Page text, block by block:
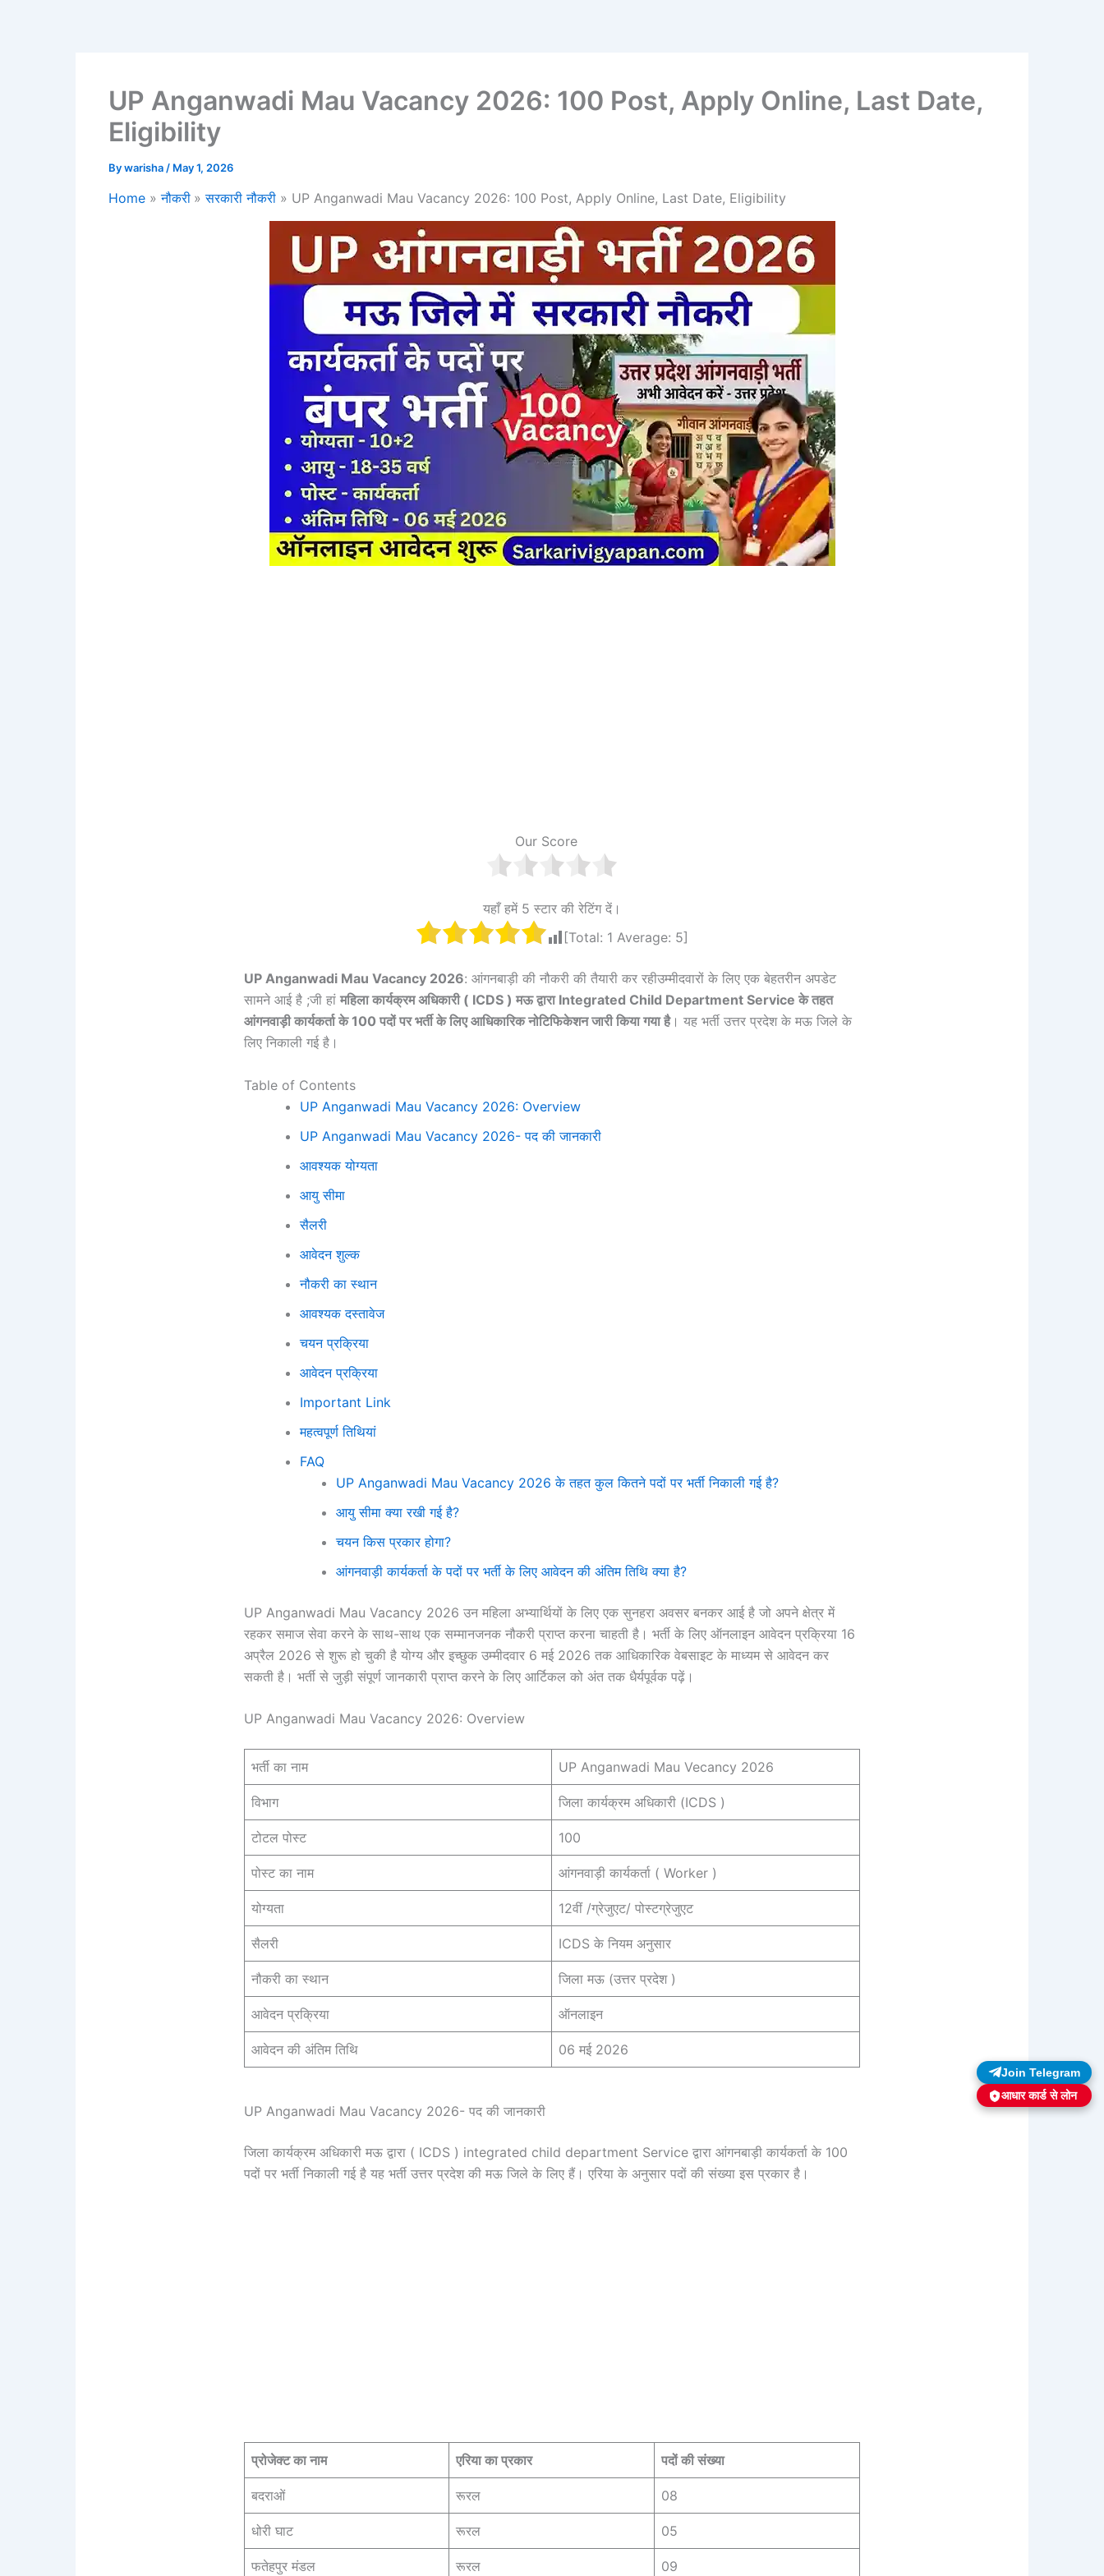
UP Anganwadi Mau Vacancy 2026: 100 Post, Apply Online, Last Date,
Eligibility
Bywarisha / May 1, 2026
Home नौकरी सरकारी नौकरी UP Anganwadi Mau Vacancy 2026: 100 Post, Apply Online, Last Date, Eligibility
Our Score
यहाँ हमें 5 स्टार की रेटिंग दें।
[Total: 1 Average: 5]
UP Anganwadi Mau Vacancy 2026: आंगनबाड़ी की नौकरी की तैयारी कर रहीउम्मीदवारों के लिए एक बेहतरीन अपडेट
सामने आई है ;जी हां महिला कार्यक्रम अधिकारी ( ICDS ) मऊ द्वारा Integrated Child Department Service के तहत
आंगनवाड़ी कार्यकर्ता के 100 पदों पर भर्ती के लिए आधिकारिक नोटिफिकेशन जारी किया गया है। यह भर्ती उत्तर प्रदेश के मऊ जिले के
लिए निकाली गई है।
Table of Contents
UP Anganwadi Mau Vacancy 2026: Overview
UP Anganwadi Mau Vacancy 2026- पद की जानकारी
आवश्यक योग्यता
आयु सीमा
सैलरी
आवेदन शुल्क
नौकरी का स्थान
आवश्यक दस्तावेज
चयन प्रक्रिया
आवेदन प्रक्रिया
Important Link
महत्वपूर्ण तिथियां
FAQ
UP Anganwadi Mau Vacancy 2026 के तहत कुल कितने पदों पर भर्ती निकाली गई है?
आयु सीमा क्या रखी गई है?
चयन किस प्रकार होगा?
आंगनवाड़ी कार्यकर्ता के पदों पर भर्ती के लिए आवेदन की अंतिम तिथि क्या है?
UP Anganwadi Mau Vacancy 2026 उन महिला अभ्यार्थियों के लिए एक सुनहरा अवसर बनकर आई है जो अपने क्षेत्र में
रहकर समाज सेवा करने के साथ-साथ एक सम्मानजनक नौकरी प्राप्त करना चाहती है। भर्ती के लिए ऑनलाइन आवेदन प्रक्रिया 16
अप्रैल 2026 से शुरू हो चुकी है योग्य और इच्छुक उम्मीदवार 6 मई 2026 तक आधिकारिक वेबसाइट के माध्यम से आवेदन कर
सकती है। भर्ती से जुड़ी संपूर्ण जानकारी प्राप्त करने के लिए आर्टिकल को अंत तक धैर्यपूर्वक पढ़ें।
UP Anganwadi Mau Vacancy 2026: Overview
भर्ती का नाम UP Anganwadi Mau Vecancy 2026
विभाग जिला कार्यक्रम अधिकारी (ICDS )
टोटल पोस्ट 100
पोस्ट का नाम आंगनवाड़ी कार्यकर्ता ( Worker )
योग्यता 12वीं /ग्रेजुएट/ पोस्टग्रेजुएट
सैलरी ICDS के नियम अनुसार
नौकरी का स्थान जिला मऊ (उत्तर प्रदेश )
आवेदन प्रक्रिया ऑनलाइन
आवेदन की अंतिम तिथि 06 मई 2026
UP Anganwadi Mau Vacancy 2026- पद की जानकारी
जिला कार्यक्रम अधिकारी मऊ द्वारा ( ICDS ) integrated child department Service द्वारा आंगनबाड़ी कार्यकर्ता के 100
पदों पर भर्ती निकाली गई है यह भर्ती उत्तर प्रदेश की मऊ जिले के लिए हैं। एरिया के अनुसार पदों की संख्या इस प्रकार है।
प्रोजेक्ट का नाम एरिया का प्रकार पदों की संख्या
बदराओं रूरल 08
धोरी घाट रूरल 05
फतेहपुर मंडल रूरल 09
Join Telegram
आधार कार्ड से लोन